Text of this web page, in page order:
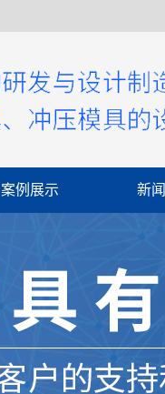
案例展示 新
常